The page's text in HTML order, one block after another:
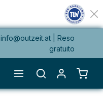
info@outzeit.at
| Reso
gratuito
Il